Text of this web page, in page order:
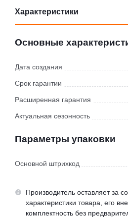
Характеристики
Основные
Дата создания
Срок гарантии
Расширенная гарантия
Актуальная сезонность
Параметры упаковки
Основной штрихкод
Производитель оставляет за
характеристики товара, его
комплектность без